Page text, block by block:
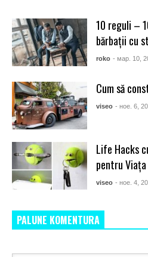
10 reguli –
bărbații cu
roko - мар. 10,
Cum să
viseo - ное. 6,
Life Hacks
pentru
viseo - ное. 4,
PALUNE KOMENTURA